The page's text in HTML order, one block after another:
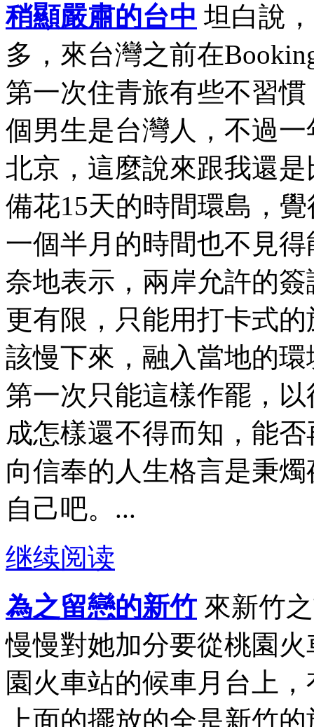
稍顯嚴肅的台中 坦白說
多，來台灣之前在
第一次住青旅有些不習
個男生是台灣人，不過
北京，這麼說來跟我還
備花15天的時間環島，
一個半月的時間也不見
奈地表示，兩岸允許的
更有限，只能用打卡式
該慢下來，融入當地的
第一次只能這樣作罷，
成怎樣還不得而知，能
向信奉的人生格言是秉
自己吧。...
继续阅读
為之留戀的新竹 來新竹
慢慢對她加分要從桃園
園火車站的候車月台上
上面的擺放的全是新竹